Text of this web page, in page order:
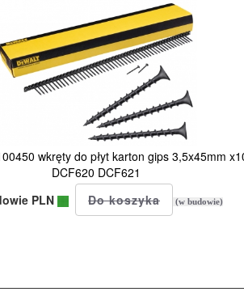
wkręty do płyt karton gips 3,5x45mm
DCF620 DCF621
PLN
(w budowie)